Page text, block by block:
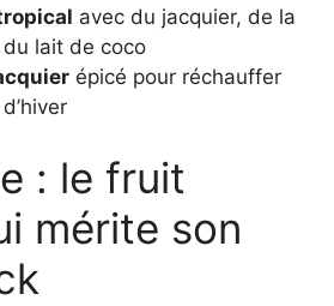
avec du jacquier, de la
lait de coco
épicé pour réchauffer
: le fruit
mérite son